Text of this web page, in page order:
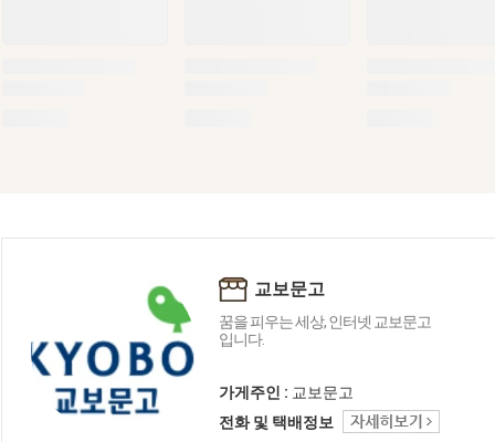
교보문고
꿈을 피우는 세상, 인터넷 교보문고
입니다.
가게주인 : 교보문고
전화 및 택배정보